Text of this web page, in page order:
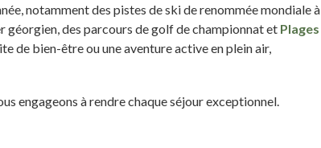
notamment des pistes de ski de renommée mondiale à
géorgien, des parcours de golf de championnat et Plages
de bien-être ou une aventure active en plein air,
engageons à rendre chaque séjour exceptionnel.